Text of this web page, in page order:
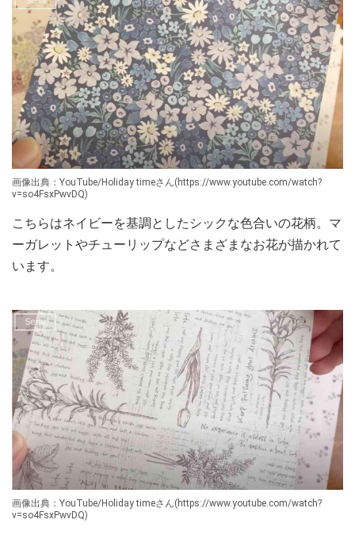
画像出典：YouTube/Holiday timeさん(https://www.youtube.com/watch?
v=so4FsxPwvDQ)
こちらはネイビーを基調としたシックな色合いの花柄。マ
ーガレットやチューリップなどさまざまなお花が描かれて
います。
画像出典：YouTube/Holiday timeさん(https://www.youtube.com/watch?
v=so4FsxPwvDQ)